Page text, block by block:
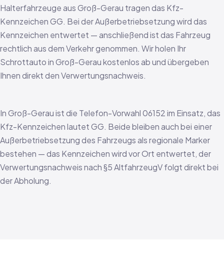
Halterfahrzeuge aus Groß-Gerau tragen das Kfz-
Kennzeichen GG. Bei der Außerbetriebsetzung wird das
Kennzeichen entwertet — anschließend ist das Fahrzeug
rechtlich aus dem Verkehr genommen. Wir holen Ihr
Schrottauto in Groß-Gerau kostenlos ab und übergeben
Ihnen direkt den Verwertungsnachweis.
In Groß-Gerau ist die Telefon-Vorwahl 06152 im Einsatz, das
Kfz-Kennzeichen lautet GG. Beide bleiben auch bei einer
Außerbetriebsetzung des Fahrzeugs als regionale Marker
bestehen — das Kennzeichen wird vor Ort entwertet, der
Verwertungsnachweis nach §5 AltfahrzeugV folgt direkt bei
der Abholung.